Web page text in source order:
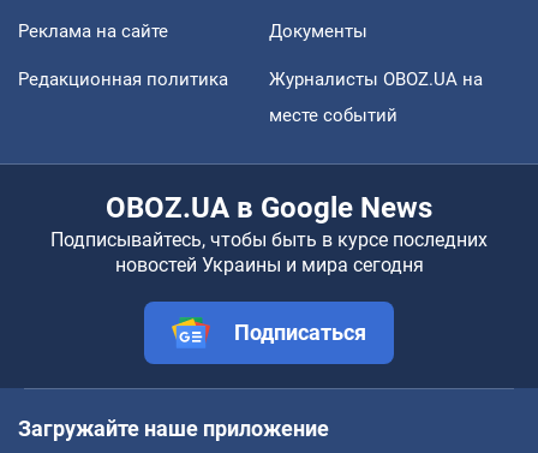
Реклама на сайте Документы
Редакционная политика
Журналисты OBOZ.UA на
месте событий
OBOZ.UA в Google News
Подписывайтесь, чтобы быть в курсе последних
новостей Украины и мира сегодня
Подписаться
Загружайте наше приложение